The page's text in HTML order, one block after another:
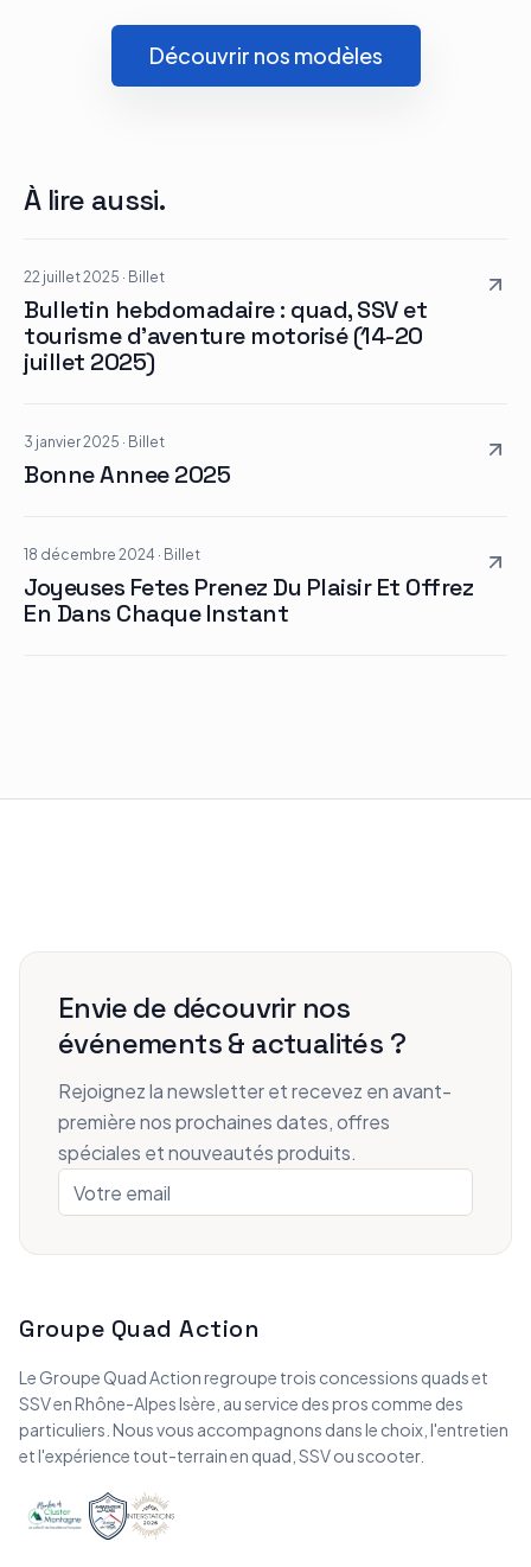
Découvrir nos modèles
À lire aussi.
22 juillet 2025 · Billet
Bulletin hebdomadaire : quad, SSV et
tourisme d’aventure motorisé (14-20
juillet 2025)
3 janvier 2025 · Billet
Bonne Annee 2025
18 décembre 2024 · Billet
Joyeuses Fetes Prenez Du Plaisir Et Offrez
En Dans Chaque Instant
Envie de découvrir nos
événements & actualités ?
Rejoignez la newsletter et recevez en avant-
première nos prochaines dates, offres
spéciales et nouveautés produits.
Groupe Quad Action
Le Groupe Quad Action regroupe trois concessions quads et
SSV en Rhône-Alpes Isère, au service des pros comme des
particuliers. Nous vous accompagnons dans le choix, l'entretien
et l'expérience tout-terrain en quad, SSV ou scooter.